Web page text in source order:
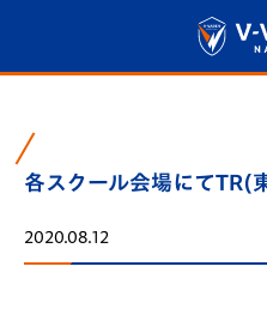
各スクール会場にてTR(
2020.08.12